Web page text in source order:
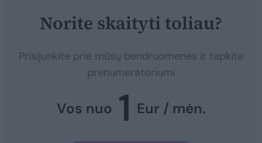
Norite skaityti toliau?
Prisijunkite prie mūsų bendruomenės ir tapkite
prenumeratoriumi
Vos nuo 1 Eur / mėn.